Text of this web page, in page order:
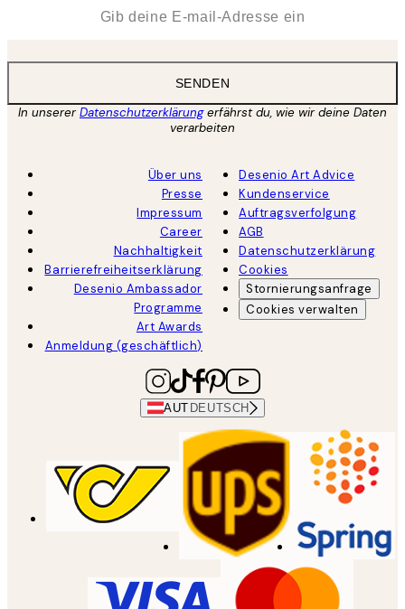
SENDEN
In unsererDatenschutzerklärungerfährst du, wie wir deine Daten
verarbeiten
Über uns
Presse
Impressum
Career
Nachhaltigkeit
Barrierefreiheitserklärung
Desenio Ambassador
Programme
Art Awards
Anmeldung (geschäftlich)
Desenio Art Advice
Kundenservice
Auftragsverfolgung
AGB
Datenschutzerklärung
Cookies
Stornierungsanfrage
Cookies verwalten
AUT DEUTSCH